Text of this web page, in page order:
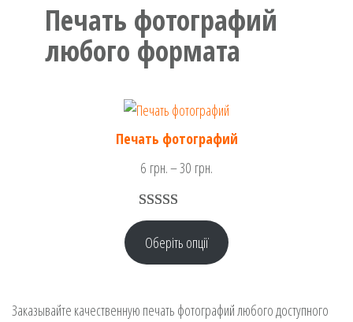
Печать фотографий
любого формата
Печать фотографий
6 грн.–30 грн.
6 грн.
до
Рейтинг
4.98з 5 на
основі
44
покупців
Оберіть опції
Заказывайте качественную печать фотографий любого доступного